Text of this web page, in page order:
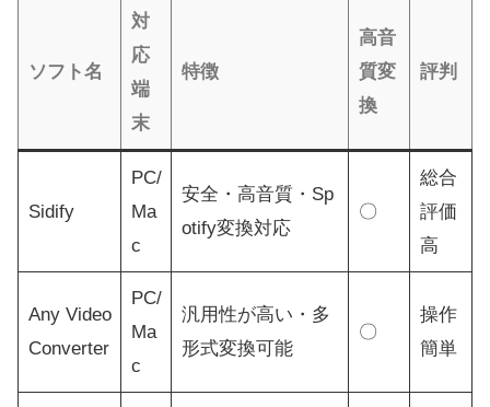
ソフト名
対
応
端
末
特徴
高音
質変
換
評判
Sidify
PC/
Ma
c
安全・高音質・Sp
otify変換対応
〇
総合
評価
高
Any Video
Converter
PC/
Ma
c
汎用性が高い・多
形式変換可能
〇
操作
簡単